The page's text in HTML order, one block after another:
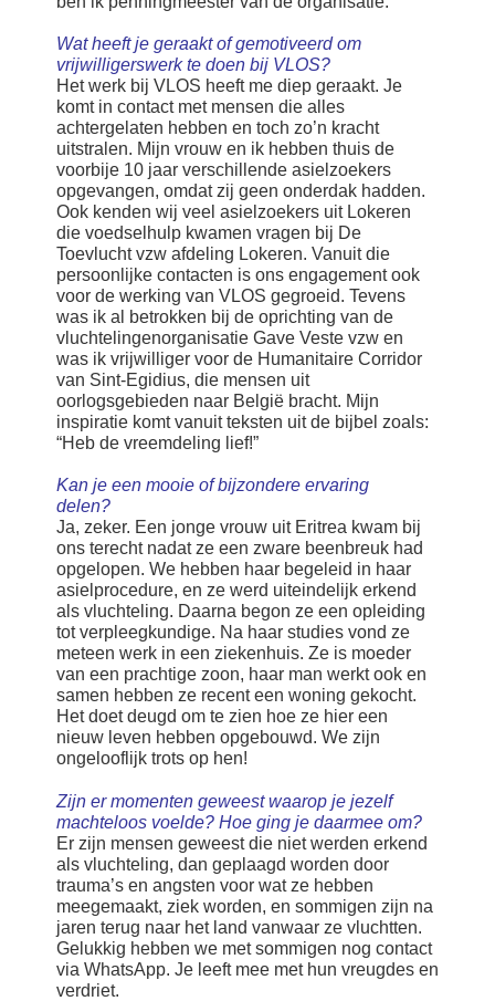
Wat heeft je geraakt of gemotiveerd om
vrijwilligerswerk te doen bij VLOS?
Het werk bij VLOS heeft me diep geraakt. Je
komt in contact met mensen die alles
achtergelaten hebben en toch zo’n kracht
uitstralen. Mijn vrouw en ik hebben thuis de
voorbije 10 jaar verschillende asielzoekers
opgevangen, omdat zij geen onderdak hadden.
Ook kenden wij veel asielzoekers uit Lokeren
die voedselhulp kwamen vragen bij De
Toevlucht vzw afdeling Lokeren. Vanuit die
persoonlijke contacten is ons engagement ook
voor de werking van VLOS gegroeid. Tevens
was ik al betrokken bij de oprichting van de
vluchtelingenorganisatie Gave Veste vzw en
was ik vrijwilliger voor de Humanitaire Corridor
van Sint-Egidius, die mensen uit
oorlogsgebieden naar België bracht. Mijn
inspiratie komt vanuit teksten uit de bijbel zoals:
“Heb de vreemdeling lief!”
Kan je een mooie of bijzondere ervaring
delen?
Ja, zeker. Een jonge vrouw uit Eritrea kwam bij
ons terecht nadat ze een zware beenbreuk had
opgelopen. We hebben haar begeleid in haar
asielprocedure, en ze werd uiteindelijk erkend
als vluchteling. Daarna begon ze een opleiding
tot verpleegkundige. Na haar studies vond ze
meteen werk in een ziekenhuis. Ze is moeder
van een prachtige zoon, haar man werkt ook en
samen hebben ze recent een woning gekocht.
Het doet deugd om te zien hoe ze hier een
nieuw leven hebben opgebouwd. We zijn
ongelooflijk trots op hen!
Zijn er momenten geweest waarop je jezelf
machteloos voelde? Hoe ging je daarmee om?
Er zijn mensen geweest die niet werden erkend
als vluchteling, dan geplaagd worden door
trauma’s en angsten voor wat ze hebben
meegemaakt, ziek worden, en sommigen zijn na
jaren terug naar het land vanwaar ze vluchtten.
Gelukkig hebben we met sommigen nog contact
via WhatsApp. Je leeft mee met hun vreugdes en
verdriet.